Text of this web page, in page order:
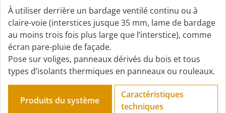
À utiliser derrière un bardage ventilé continu ou à
claire-voie (interstices jusque 35 mm, lame de bardage
au moins trois fois plus large que l’interstice), comme
écran pare-pluie de façade.
Pose sur voliges, panneaux dérivés du bois et tous
types d’isolants thermiques en panneaux ou rouleaux.
Produits du système
Caractéristiques
techniques